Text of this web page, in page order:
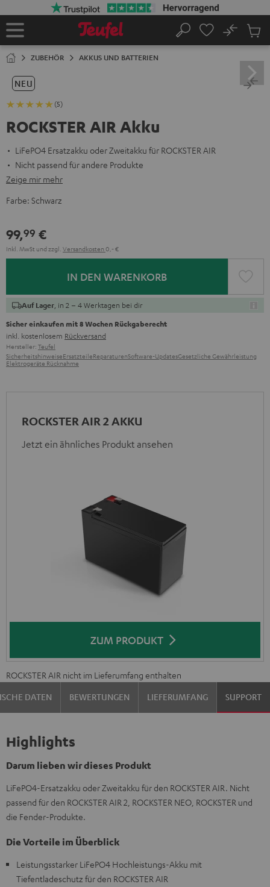
Startseite
Suche
No
ZUBEHÖR AKKUS UND BATTERIEN
NEU
(5)
ROCKSTER AIR Akku
LiFePO4 Ersatzakku oder Zweitakku für ROCKSTER AIR
Nicht passend für andere Produkte
Zeige mir mehr
Farbe: Schwarz
99,99 €
Inkl. MwSt und zzgl. Versandkosten 0,‐ €
IN DEN WARENKORB
Auf Lager , in 2 – 4 Werktagen bei dir
Sicher einkaufen mit 8 Wochen Rückgaberecht
inkl. kostenlosem Rückversand
Hersteller: Teufel
SicherheitshinweiseErsatzteileReparaturenSoftware-UpdatesGesetzliche Gewährleistung
Elektrogeräte Rücknahme
ROCKSTER AIR 2 AKKU
Jetzt ein ähnliches Produkt ansehen
ZUM PRODUKT
ROCKSTER AIR nicht im Lieferumfang enthalten
DATEN
BEWERTUNGEN LIEFERUMFANG SUPPORT
Highlights
Darum lieben wir dieses Produkt
LiFePO4-Ersatzakku oder Zweitakku für den ROCKSTER AIR. Nicht
passend für den ROCKSTER AIR 2, ROCKSTER NEO, ROCKSTER und
die Fender-Produkte.
Die Vorteile im Überblick
Leistungsstarker LiFePO4 Hochleistungs-Akku mit
Tiefentladeschutz für den ROCKSTER AIR